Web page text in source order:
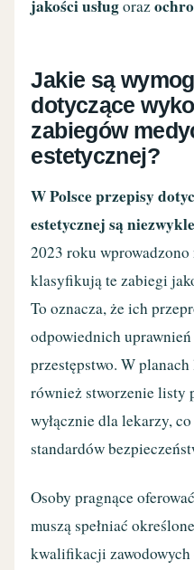
jakości usługoraz
Jakie są
dotyczące
zabiegów
estetycznej?
W Polsce przepisy
estetycznej są
2023 roku
klasyfikują te zabiegi
To oznacza, że ich
odpowiednich
przestępstwo. W
również stworzenie listy
wyłącznie dla lekarzy,
standardów
Osoby pragnące
muszą spełniać
kwalifikacji zawodowych